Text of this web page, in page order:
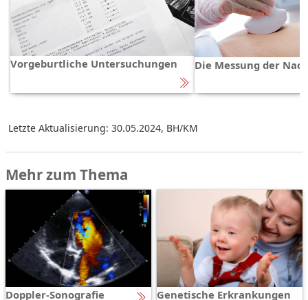
Vorgeburtliche Untersuchungen Die Messung der
Letzte Aktualisierung: 30.05.2024, BH/KM
Mehr zum Thema
Doppler-Sonografie Genetische Erkrankungen